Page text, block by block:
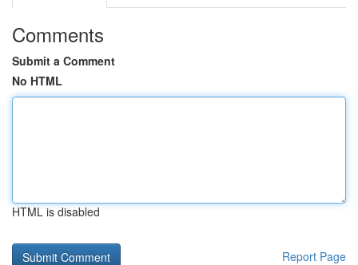
Comments
Submit a Comment
No HTML
HTML is disabled
Report Page